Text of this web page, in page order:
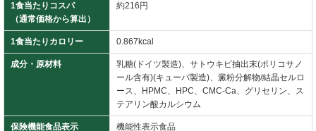
1食当たりコスパ
（通常価格から算出）
約216円
1食当たりカロリー 0.867kcal
成分・原材料
乳糖(ドイツ製造)、サトウキビ抽出末(ポリコサノ
ール含有)(キューバ製造)、澱粉分解物/結晶セルロ
ース、HPMC、HPC、CMC-Ca、グリセリン、ス
テアリン酸カルシウム
保険機能食品表示 機能性表示食品